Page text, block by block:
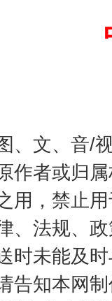
、文、音/
作者或归
用，禁止
、法规、
时未能及
告知本网